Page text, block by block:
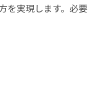
を実現します。必